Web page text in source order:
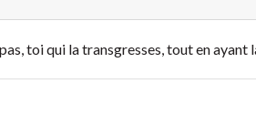
toi qui la transgresses, tout en